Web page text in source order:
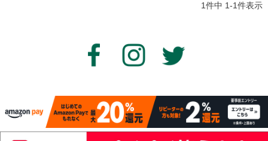
1件中 1-1件表示